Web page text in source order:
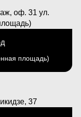
площадь)